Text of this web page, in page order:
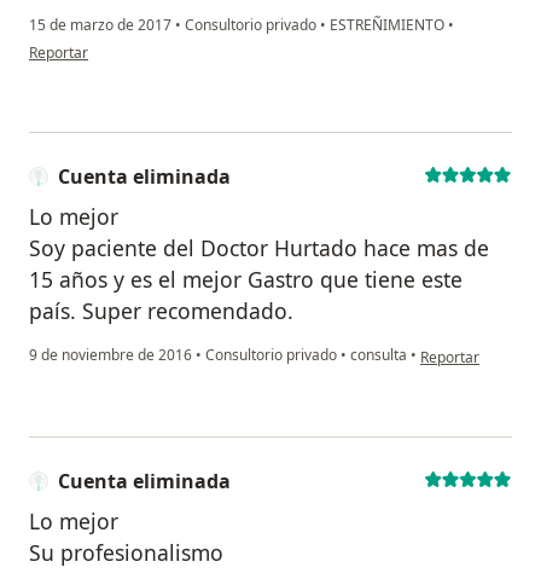
15 de marzo de 2017 • Consultorio privado • ESTREÑIMIENTO •
en opinión del usuario paciente
Reportar
Cuenta eliminada
Lo mejor
Soy paciente del Doctor Hurtado hace mas de
15 años y es el mejor Gastro que tiene este
país. Super recomendado.
9 de noviembre de 2016 • Consultorio privado • consulta • en opinión del
Reportar
Cuenta eliminada
Lo mejor
Su profesionalismo